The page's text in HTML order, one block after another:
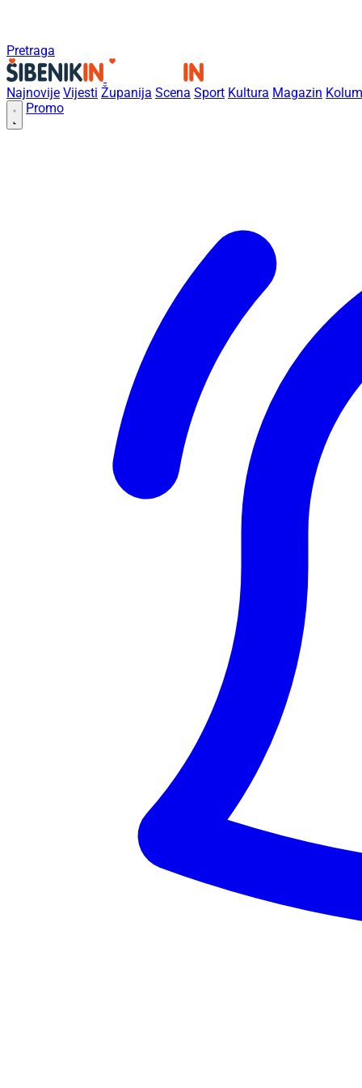
Pretraga
Najnovije Vijesti Županija Scena Sport Kultura Magazin
Promo